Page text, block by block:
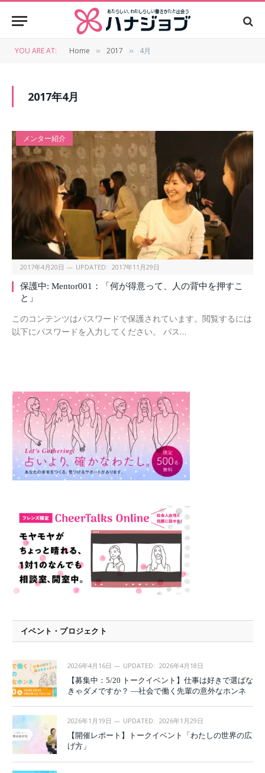
YOU ARE AT: Home » 2017 » 4月
2017年4月
メンター紹介
2017年4月20日 UPDATED: 2017年11月29日
保護中: Mentor001：「何が得意って、人の背中を押すこ
と」
このコンテンツはパスワードで保護されています。閲覧するには
以下にパスワードを入力してください。 パス…
イベント・プロジェクト
2026年4月16日 UPDATED: 2026年4月18日
【募集中：5/20 トークイベント】仕事は好きで選ばな
きゃダメですか？ —社会で働く先輩の意外なホンネ
2026年1月19日 UPDATED: 2026年1月29日
【開催レポート】トークイベント「わたしの世界の広
げ方」